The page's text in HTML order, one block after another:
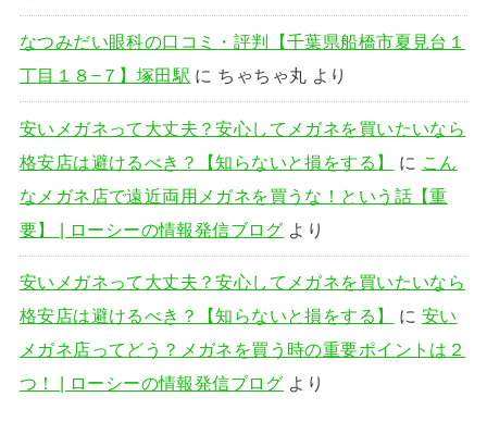
なつみだい眼科の口コミ・評判【千葉県船橋市夏見台１
丁目１８−７】塚田駅 に ちゃちゃ丸 より
安いメガネって大丈夫？安心してメガネを買いたいなら
格安店は避けるべき？【知らないと損をする】
に
こん
なメガネ店で遠近両用メガネを買うな！という話【重
要】 | ローシーの情報発信ブログ より
安いメガネって大丈夫？安心してメガネを買いたいなら
格安店は避けるべき？【知らないと損をする】
に 安い
メガネ店ってどう？メガネを買う時の重要ポイントは２
つ！ | ローシーの情報発信ブログ より